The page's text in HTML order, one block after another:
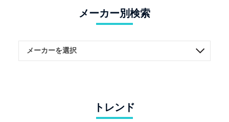
メーカー別検索
トレンド